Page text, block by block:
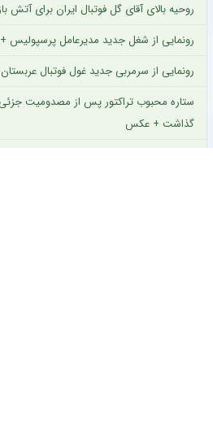
روحیه بالای آقای گل فوتبال ایران برای
رونمایی از شغل جدید مدیرعامل
رونمایی از سرمربی جدید غول فوتبال
ستاره محبوب تراکتور پس از مصدومیت
گذاشت + عکس